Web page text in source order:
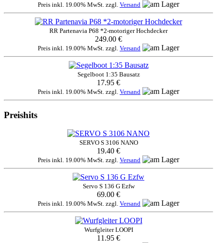
Preis inkl. 19.00% MwSt. zzgl. Versand
RR Partenavia P68 *2-motoriger Hochdecker
249.00 €
Preis inkl. 19.00% MwSt. zzgl. Versand
Segelboot 1:35 Bausatz
17.95 €
Preis inkl. 19.00% MwSt. zzgl. Versand
Preishits
SERVO S 3106 NANO
19.40 €
Preis inkl. 19.00% MwSt. zzgl. Versand
Servo S 136 G Ezfw
69.00 €
Preis inkl. 19.00% MwSt. zzgl. Versand
Wurfgleiter LOOPI
11.95 €